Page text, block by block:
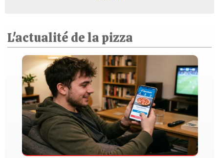
L'actualité de la pizza